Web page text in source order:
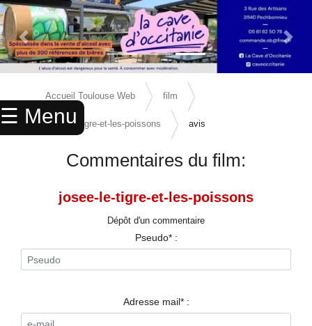
☰ Menu
× ACCUEIL
ANNUAIRE
CINEMA
SPORTS
RESTAURANTS
Previous Slide Next
Accueil Toulouse Web film
josee-le-tigre-et-les-poissons avis
Commentaires du film:
josee-le-tigre-et-les-poissons
Dépôt d'un commentaire
Pseudo* :
Adresse mail* :